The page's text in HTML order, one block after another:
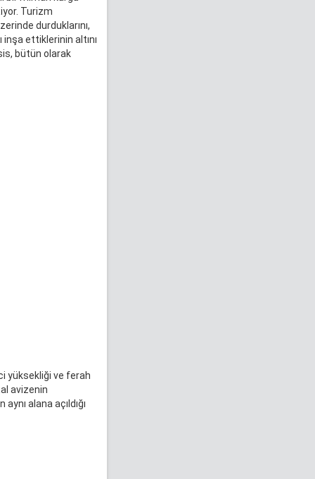
Turizm
durduklarını,
inşa ettiklerinin altını
bütün olarak
yüksekliği ve ferah
avizenin
alana açıldığı